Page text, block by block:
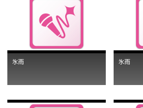
氷雨 氷雨